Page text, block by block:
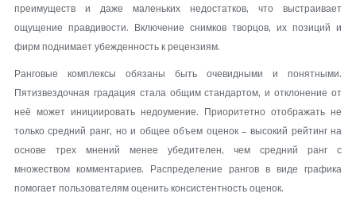
преимуществ и даже маленьких недостатков, что выстраивает
ощущение правдивости. Включение снимков творцов, их позиций и
фирм поднимает убежденность к рецензиям.
Ранговые комплексы обязаны быть очевидными и понятными.
Пятизвездочная градация стала общим стандартом, и отклонение от
неё может инициировать недоумение. Приоритетно отображать не
только средний ранг, но и общее объем оценок – высокий рейтинг на
основе трех мнений менее убедителен, чем средний ранг с
множеством комментариев. Распределение рангов в виде графика
помогает пользователям оценить консистентность оценок.